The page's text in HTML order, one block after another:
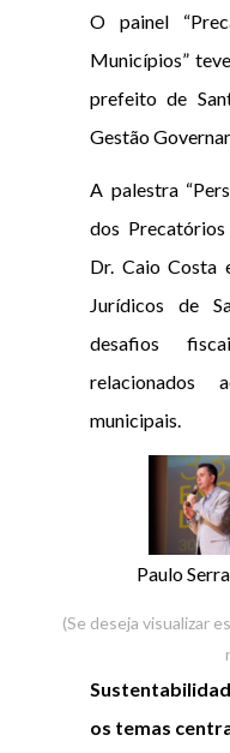
O painel
Municípios”
prefeito de
Gestão
A palestra
dos
Dr. Caio Costa
Jurídicos de
desafios
relacionados
municipais.
Paulo
(Se deseja visualizar
os temas